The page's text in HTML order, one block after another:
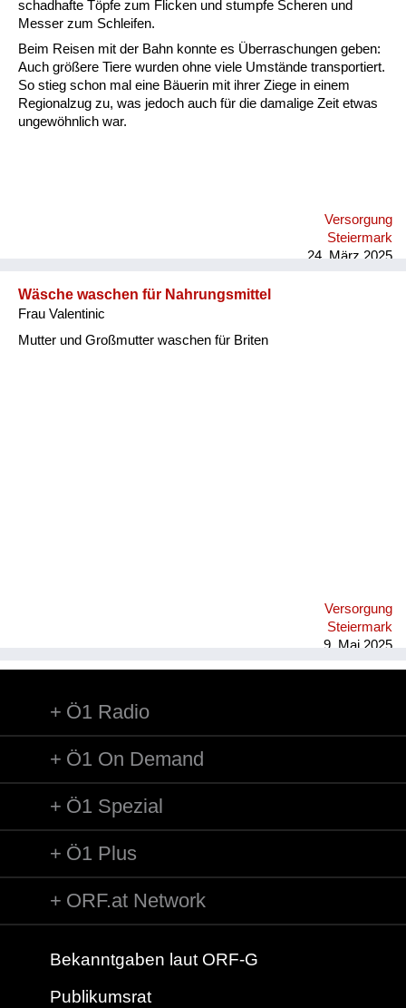
schadhafte Töpfe zum Flicken und stumpfe Scheren und
Messer zum Schleifen.
Beim Reisen mit der Bahn konnte es Überraschungen geben:
Auch größere Tiere wurden ohne viele Umstände transportiert.
So stieg schon mal eine Bäuerin mit ihrer Ziege in einem
Regionalzug zu, was jedoch auch für die damalige Zeit etwas
ungewöhnlich war.
Versorgung
Steiermark
24. März 2025
Wäsche waschen für Nahrungsmittel
Frau Valentinic
Mutter und Großmutter waschen für Briten
Versorgung
Steiermark
9. Mai 2025
Ö1 Radio
Ö1 On Demand
Ö1 Spezial
Ö1 Plus
ORF.at Network
Bekanntgaben laut ORF-G
Publikumsrat